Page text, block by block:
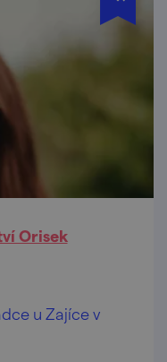
Orisek
u Zajíce v